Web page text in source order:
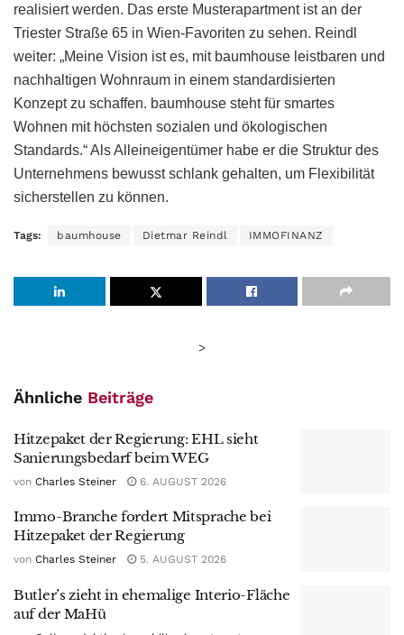
realisiert werden. Das erste Musterapartment ist an der
Triester Straße 65 in Wien-Favoriten zu sehen. Reindl
weiter: „Meine Vision ist es, mit baumhouse leistbaren und
nachhaltigen Wohnraum in einem standardisierten
Konzept zu schaffen. baumhouse steht für smartes
Wohnen mit höchsten sozialen und ökologischen
Standards.“ Als Alleineigentümer habe er die Struktur des
Unternehmens bewusst schlank gehalten, um Flexibilität
sicherstellen zu können.
Tags: baumhouse Dietmar Reindl IMMOFINANZ
>
Ähnliche Beiträge
Hitzepaket der Regierung: EHL sieht
Sanierungsbedarf beim WEG
von Charles Steiner 6. AUGUST 2026
Immo-Branche fordert Mitsprache bei
Hitzepaket der Regierung
von Charles Steiner 5. AUGUST 2026
Butler’s zieht in ehemalige Interio-Fläche
auf der MaHü